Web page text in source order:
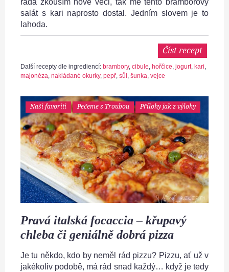
ráda zkouším nové věci, tak mě tento bramborový
salát s kari naprosto dostal. Jedním slovem je to
lahoda.
Číst recept
Další recepty dle ingrediencí: brambory, cibule, hořčice, jogurt, kari,
majonéza, nakládané okurky, pepř, sůl , šunka, vejce
Naši favoriti Pečeme s Troubou Přílohy jak z výlohy
Pravá italská focaccia – křupavý
chleba či geniálně dobrá pizza
Je tu někdo, kdo by neměl rád pizzu? Pizzu, ať už v
jakékoliv podobě, má rád snad každý… když je tedy